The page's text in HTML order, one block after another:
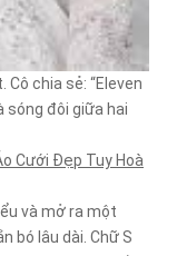
chia sẻ: “Eleven
sóng đôi giữa hai
Cưới Đẹp Tuy Hoà
và mở ra một
bó lâu dài. Chữ S